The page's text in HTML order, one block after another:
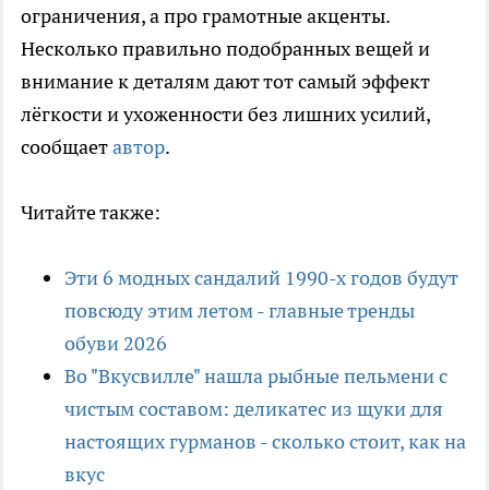
ограничения, а про грамотные акценты.
Несколько правильно подобранных вещей и
внимание к деталям дают тот самый эффект
лёгкости и ухоженности без лишних усилий,
сообщаетавтор.
Читайте также:
Эти 6 модных сандалий 1990-х годов будут
повсюду этим летом - главные тренды
обуви 2026
Во "Вкусвилле" нашла рыбные пельмени с
чистым составом: деликатес из щуки для
настоящих гурманов - сколько стоит, как на
вкус